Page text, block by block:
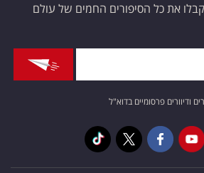
את כל הסיפורים החמים של עולם
ודיוורים פרסומיים בדוא"ל